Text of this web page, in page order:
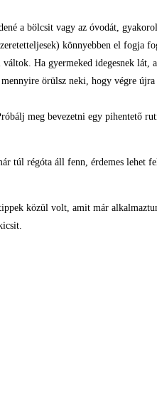
a bölcsit vagy az óvodát,
könnyebben el fogja
Ha gyermeked idegesnek lát,
örülsz neki, hogy végre
meg bevezetni egy pihentető
túl régóta áll fenn, érdemes lehet
közül volt, amit már